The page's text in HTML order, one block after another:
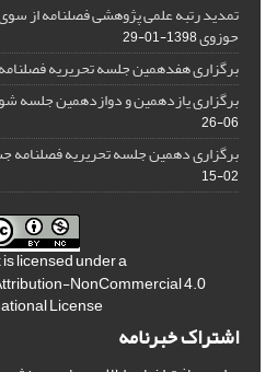
تمدید رتبه علمی پژوهشی فصلنامه از
حوزوی1398-01-29
برگزاری هفدهمین جلسه تحریریه فصلنامه
برگزاری یازدهمین و دوازدهمین جلسه
06-26
برگزاری دهمین جلسه تحریریه فصلنامه
02-15
licensed under a
NonCommercial 4.0
License
اشتراک خبرنامه